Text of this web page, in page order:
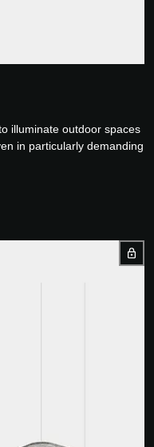
illuminate outdoor spaces
in particularly demanding